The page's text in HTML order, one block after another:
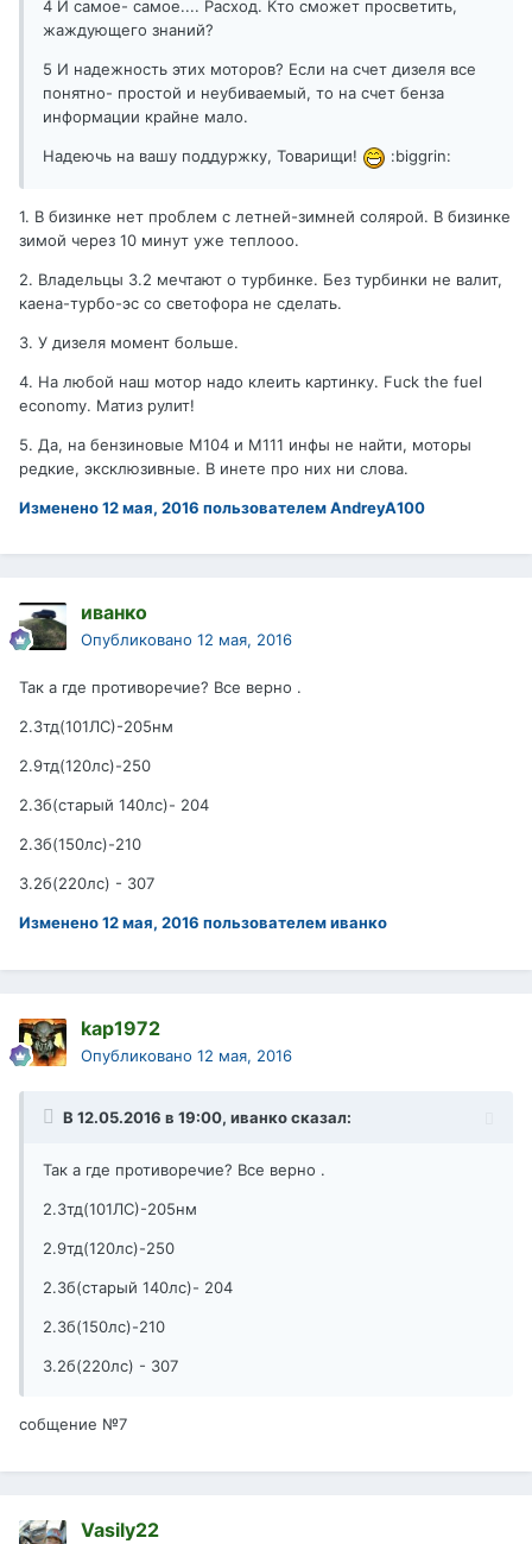
4 И самое- самое.... Расход. Кто сможет просветить,
жаждующего знаний?
5 И надежность этих моторов? Если на счет дизеля все
понятно- простой и неубиваемый, то на счет бенза
информации крайне мало.
Надеючь на вашу поддуржку, Товарищи! :biggrin:
1. В бизинке нет проблем с летней-зимней солярой. В бизинке
зимой через 10 минут уже теплооо.
2. Владельцы 3.2 мечтают о турбинке. Без турбинки не валит,
каена-турбо-эс со светофора не сделать.
3. У дизеля момент больше.
4. На любой наш мотор надо клеить картинку. Fuck the fuel
economy. Матиз рулит!
5. Да, на бензиновые M104 и M111 инфы не найти, моторы
редкие, эксклюзивные. В инете про них ни слова.
Изменено12 мая, 2016 пользователем AndreyA100
иванко
Опубликовано 12 мая, 2016
Так а где противоречие? Все верно .
2.3тд(101ЛС)-205нм
2.9тд(120лс)-250
2.3б(старый 140лс)- 204
2.3б(150лс)-210
3.2б(220лс) - 307
Изменено12 мая, 2016 пользователем иванко
kap1972
Опубликовано 12 мая, 2016
В 12.05.2016 в 19:00, иванко сказал:
Так а где противоречие? Все верно .
2.3тд(101ЛС)-205нм
2.9тд(120лс)-250
2.3б(старый 140лс)- 204
2.3б(150лс)-210
3.2б(220лс) - 307
собщение №7
Vasily22